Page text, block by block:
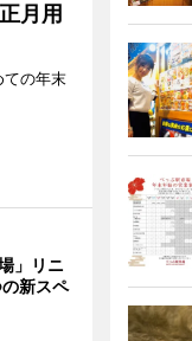
月用
ての年末
」リニ
新スペ